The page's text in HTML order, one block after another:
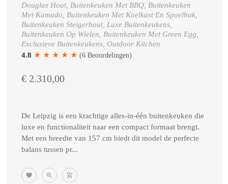
Douglas Hout, Buitenkeuken Met BBQ, Buitenkeuken
Met Kamado, Buitenkeuken Met Koelkast En Spoelbak,
Buitenkeuken Steigerhout, Luxe Buitenkeukens,
Buitenkeuken Op Wielen, Buitenkeuken Met Green Egg,
Exclusieve Buitenkeukens, Outdoor Kitchen
4.8 ★ ★ ★ ★ ★ (6 Beoordelingen)
€ 2.310,00
De Leipzig is een krachtige alles-in-één buitenkeuken die
luxe en functionaliteit naar een compact formaat brengt.
Met een breedte van 157 cm biedt dit model de perfecte
balans tussen pr...